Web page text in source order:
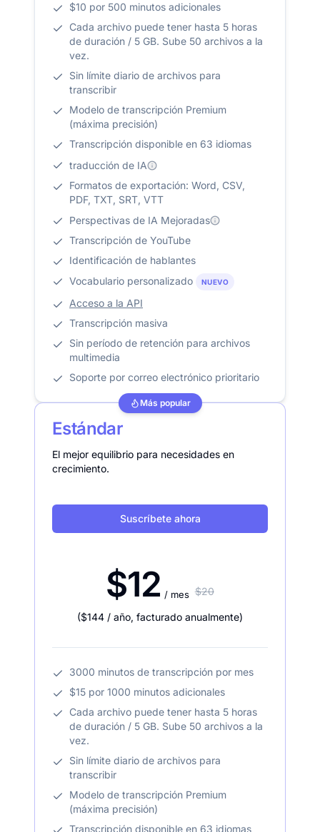
$10 por 500 minutos adicionales
Cada archivo puede tener hasta 5 horas
de duración / 5 GB. Sube 50 archivos a la
vez.
Sin límite diario de archivos para
transcribir
Modelo de transcripción Premium
(máxima precisión)
Transcripción disponible en 63 idiomas
traducción de IA
Formatos de exportación: Word, CSV,
PDF, TXT, SRT, VTT
Perspectivas de IA Mejoradas
Transcripción de YouTube
Identificación de hablantes
Vocabulario personalizado
NUEVO
Acceso a la API
Transcripción masiva
Sin período de retención para archivos
multimedia
Soporte por correo electrónico prioritario
Más popular
Estándar
El mejor equilibrio para necesidades en
crecimiento.
Suscríbete ahora
$12 / mes $20
($144 / año, facturado anualmente)
3000 minutos de transcripción por mes
$15 por 1000 minutos adicionales
Cada archivo puede tener hasta 5 horas
de duración / 5 GB. Sube 50 archivos a la
vez.
Sin límite diario de archivos para
transcribir
Modelo de transcripción Premium
(máxima precisión)
Transcripción disponible en 63 idiomas